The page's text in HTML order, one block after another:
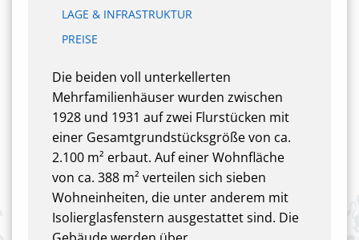
LAGE & INFRASTRUKTUR
PREISE
Die beiden voll unterkellerten
Mehrfamilienhäuser wurden zwischen
1928 und 1931 auf zwei Flurstücken mit
einer Gesamtgrundstücksgröße von ca.
2.100 m² erbaut. Auf einer Wohnfläche
von ca. 388 m² verteilen sich sieben
Wohneinheiten, die unter anderem mit
Isolierglasfenstern ausgestattet sind. Die